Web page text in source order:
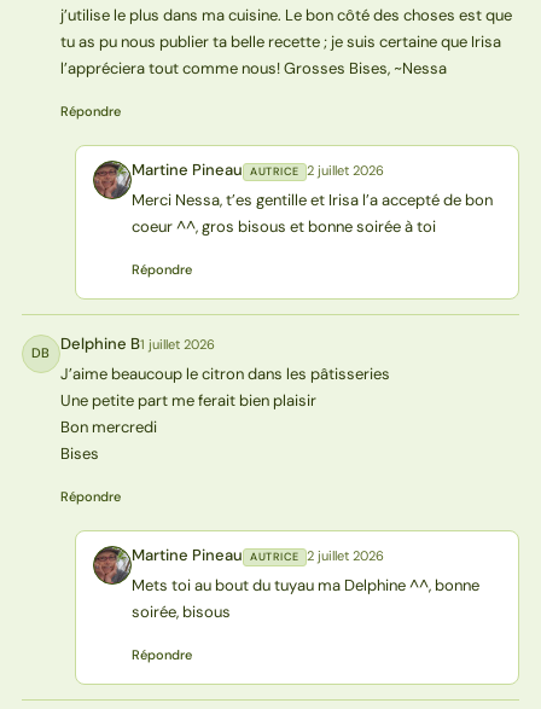
j’utilise le plus dans ma cuisine. Le bon côté des choses est que
tu as pu nous publier ta belle recette ; je suis certaine que Irisa
l’appréciera tout comme nous! Grosses Bises, ~Nessa
Répondre
MP Martine Pineau AUTRICE 2 juillet 2026
Merci Nessa, t’es gentille et Irisa l’a accepté de bon
coeur ^^, gros bisous et bonne soirée à toi
Répondre
DB Delphine B1 juillet 2026
J’aime beaucoup le citron dans les pâtisseries
Une petite part me ferait bien plaisir
Bon mercredi
Bises
Répondre
MP Martine Pineau AUTRICE 2 juillet 2026
Mets toi au bout du tuyau ma Delphine ^^, bonne
soirée, bisous
Répondre